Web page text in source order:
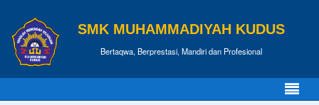
SMK MUHAMMADIYAH KUDUS
Bertaqwa, Berprestasi, Mandiri dan Profesional